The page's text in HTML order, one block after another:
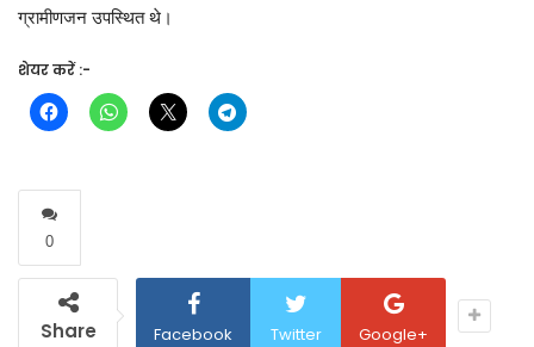
ग्रामीणजन उपस्थित थे।
शेयर करें :-
0
Share Facebook Twitter Google+